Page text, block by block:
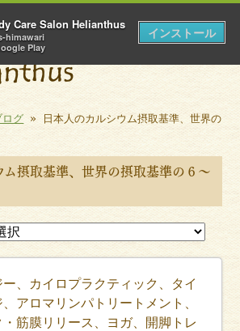
市のTotal Body Care Salon
ログ » 日本人のカルシウム摂取基準、世界の
ム摂取基準、世界の摂取基準の６〜
、カイロプラクティック、タイ
アロマリンパトリートメント、
筋膜リリース、ヨガ、開脚トレ
Care Salon Helianthus
himawari
Play
インストール